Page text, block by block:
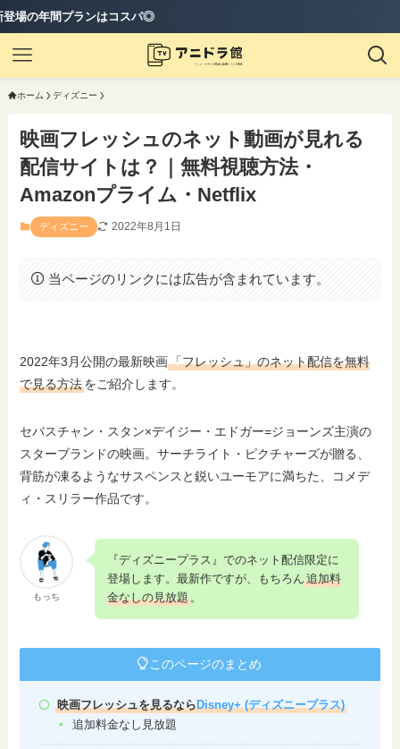
スパ◎
ホーム ディズニー
映画フレッシュのネット動画が見れる
配信サイトは？｜無料視聴方法・
Amazonプライム・Netflix
ディズニー 2022年8月1日
当ページのリンクには広告が含まれています。
2022年3月公開の最新映画「フレッシュ」のネット配信を無料
で見る方法をご紹介します。
セバスチャン・スタン×デイジー・エドガー=ジョーンズ主演の
スターブランドの映画。サーチライト・ピクチャーズが贈る、
背筋が凍るようなサスペンスと鋭いユーモアに満ちた、コメデ
ィ・スリラー作品です。
もっち
『ディズニープラス』でのネット配信限定に
登場します。最新作ですが、もちろん追加料
金なしの見放題。
このページのまとめ
映画フレッシュを見るならDisney+ (ディズニープラス)
追加料金なし見放題